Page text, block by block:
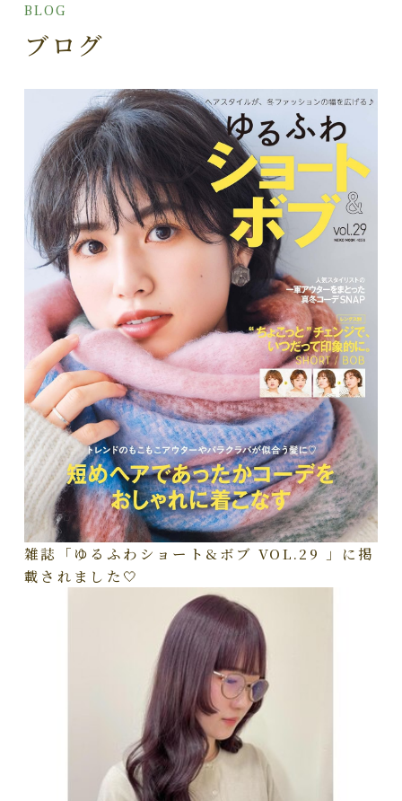
BLOG
ブログ
雑誌「ゆるふわショート&ボブ VOL.29 」に掲
載されました🤍